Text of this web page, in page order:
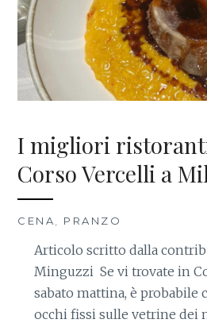
I migliori
Corso Vercelli a
CENA PRANZO
Articolo scritto dalla
Minguzzi Se vi trovate in
sabato mattina, è probabile
occhi fissi sulle vetrine dei